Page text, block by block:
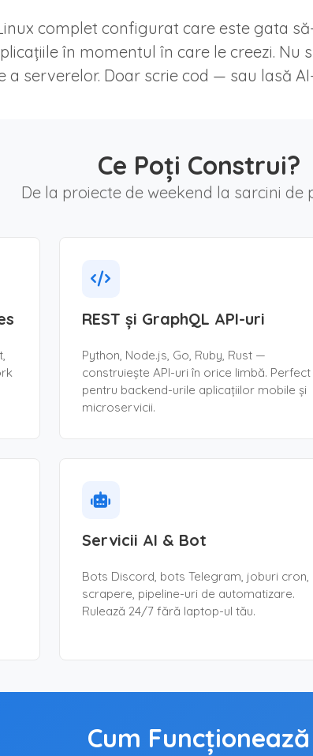
complet configurat care este gata
în momentul în care le creezi. Nu
a serverelor. Doar scrie cod — sau lasă
Ce Poți Construi?
De la proiecte de weekend la sarcini de
REST și GraphQL API-uri
Python, Node.js, Go, Ruby, Rust —
construiește API-uri în orice limbă. Perfect
pentru backend-urile aplicațiilor mobile și
microservicii.
Servicii AI & Bot
Bots Discord, bots Telegram, joburi cron,
scrapere, pipeline-uri de automatizare.
Rulează 24/7 fără laptop-ul tău.
Cum Funcționează